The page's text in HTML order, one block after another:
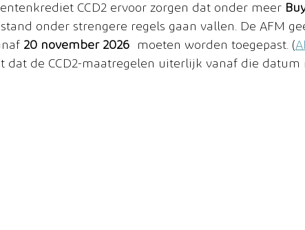
CCD2 ervoor zorgen dat onder meer
onder strengere regels gaan vallen. De AFM
20 november 2026 moeten worden toegepast. (
dat de CCD2-maatregelen uiterlijk vanaf die datum